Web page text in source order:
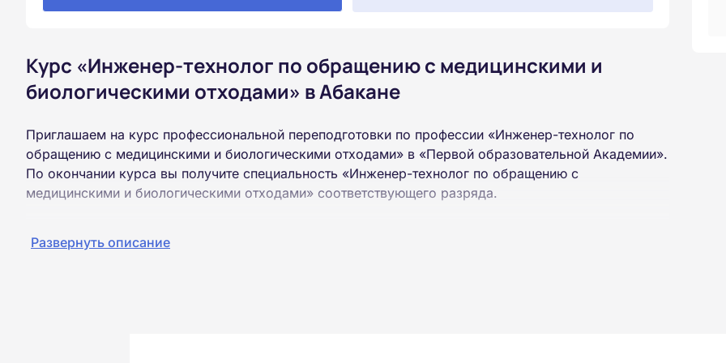
Курс «Инженер-технолог по обращению с медицинскими и
биологическими отходами» в Абакане
Приглашаем на курс профессиональной переподготовки по профессии «Инженер-технолог по
обращению с медицинскими и биологическими отходами» в «Первой образовательной Академии».
По окончании курса вы получите специальность «Инженер-технолог по обращению с
медицинскими и биологическими отходами» соответствующего разряда.
образования (ВУЗ, колледж, техникум).
Развернуть описание